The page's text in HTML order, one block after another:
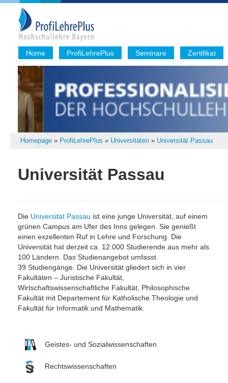
Home ProfiLehrePlus Seminare Zertifikat
Homepage » ProfiLehrePlus » Universitäten » Universität Passau
Universität Passau
Die Universität Passau ist eine junge Universität, auf einem
grünen Campus am Ufer des Inns gelegen. Sie genießt
einen exzellenten Ruf in Lehre und Forschung. Die
Universität hat derzeit ca. 12.000 Studierende aus mehr als
100 Ländern. Das Studienangebot umfasst
39 Studiengänge. Die Universität gliedert sich in vier
Fakultäten – Juristische Fakultät,
Wirtschaftswissenschaftliche Fakultät, Philosophische
Fakultät mit Departement für Katholische Theologie und
Fakultät für Informatik und Mathematik.
Geistes- und Sozialwissenschaften
Rechtswissenschaften